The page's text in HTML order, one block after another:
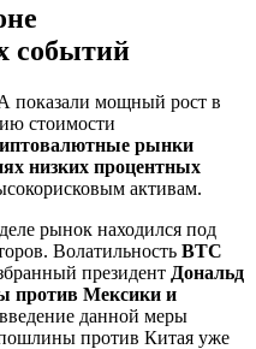
событий
мощный рост в
стоимости
рынки
низких процентных
активам.
рынок находился под
Волатильность BTC
президент Дональд
против Мексики и
данной меры
против Китая уже